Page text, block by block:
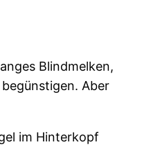
Blindmelken,
Aber
im Hinterkopf